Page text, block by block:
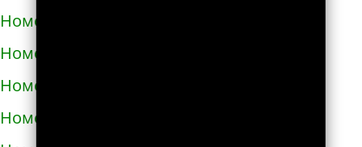
Номера телефонов такси в Черкассах
Номера телефонов такси в Чернигове
Номера телефонов такси в Черновцах
Номера телефонов такси в Черноморске